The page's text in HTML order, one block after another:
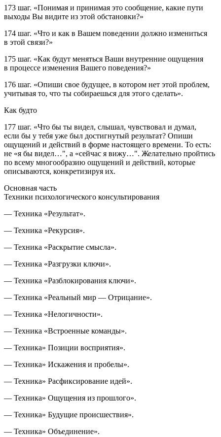
173 шаг. «Понимая и принимая это сообщение, какие пути
выходы Вы видите из этой обстановки?»
174 шаг. «Что и как в Вашем поведении должно измениться
в этой связи?»
175 шаг. «Как будут меняться Ваши внутренние ощущения
в процессе изменения Вашего поведения?»
176 шаг. «Опиши свое будущее, в котором нет этой проблем,
учитывая то, что ты собираешься для этого сделать».
Как будто
177 шаг. «Что бы ты видел, слышал, чувствовал и думал,
если бы у тебя уже был достигнутый результат? Опиши
ощущений и действий в форме настоящего времени. То есть:
не «я бы видел…", а «сейчас я вижу…". Желательно пройтись
по всему многообразию ощущений и действий, которые
описываются, конкретизируя их.
Основная часть
Техники психологического консультирования
— Техника «Результат».
— Техника «Рекурсия».
— Техника «Раскрытие смысла».
— Техника «Разгрузки ключи».
— Техника «Разблокирования ключи».
— Техника «Реальный мир — Отрицание».
— Техника «Нелогичности».
— Техника «Встроенные команды».
— Техника» Позиции восприятия».
— Техника» Искажения и пробелы».
— Техника» Расфиксирование идей».
— Техника» Ощущения из прошлого».
— Техника» Будущие происшествия».
— Техника» Объединение».